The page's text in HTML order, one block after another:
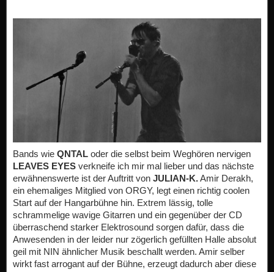
Bands wie QNTAL oder die selbst beim Weghören nervigen
LEAVES EYES verkneife ich mir mal lieber und das nächste
erwähnenswerte ist der Auftritt von JULIAN-K.Amir Derakh,
ein ehemaliges Mitglied von ORGY, legt einen richtig coolen
Start auf der Hangarbühne hin. Extrem lässig, tolle
schrammelige wavige Gitarren und ein gegenüber der CD
überraschend starker Elektrosound sorgen dafür, dass die
Anwesenden in der leider nur zögerlich gefüllten Halle absolut
geil mit NIN ähnlicher Musik beschallt werden. Amir selber
wirkt fast arrogant auf der Bühne, erzeugt dadurch aber diese